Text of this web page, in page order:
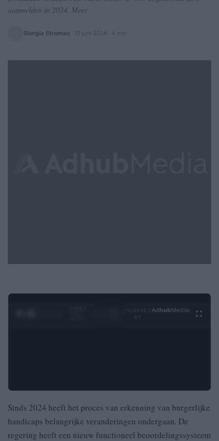
aanmelden in 2024. Meer
Giorgia Stromeo 19 juni 2024 · 4 min
0:29 /
Ad hubMedia
Sinds 2024 heeft het proces van erkenning van burgerlijke
handicaps belangrijke veranderingen ondergaan. De
regering heeft een nieuw functioneel beoordelingssysteem